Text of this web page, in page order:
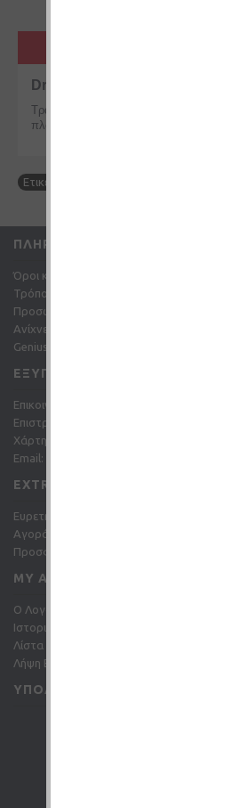
Drippy Wafer Bueno Cream
Τραγανές γκοφρέτες με επικάλυψη
πλούσια γέμιση κρέμας. Ο ορισμός του
Ετικέτες:
ΠΛΗΡΟΦΟΡΊΕΣ
Όροι και Προϋποθέσεις
Τρόποι πληρωμής
Προσωπικά Δεδομένα
Ανίχνευση αποστολής
Genius points
ΕΞΥΠΗΡΈΤΗΣΗ ΠΕΛΑΤΏΝ
Επικοινωνήστε μαζί μας
Επιστροφές
Χάρτης Ιστότοπου
Email: info@gc-shop.gr
EXTRAS
Ευρετήριο Κατασκευαστών
Αγορά Δωροεπιταγής
Προσφορές
MY ACCOUNT
O Λογαριασμός μου
Ιστορικό Παραγγελιών
Λίστα Επιθυμιών (
Λήψη Ενημερωτικών Δελτίων
ΥΠΟΛΟΓΙΣΤΉΣ ΥΓΡΏΝ